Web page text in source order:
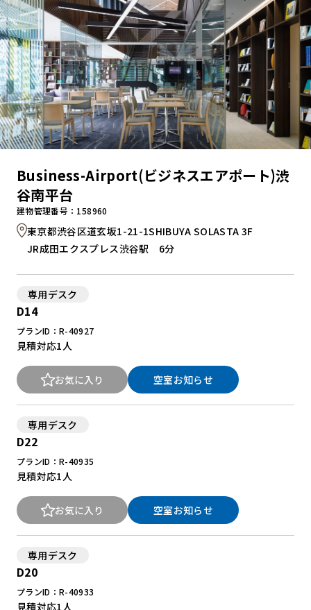
Business-Airport(ビジネスエアポート)渋
谷南平台
建物管理番号：158960
東京都渋谷区道玄坂1-21-1SHIBUYA SOLASTA 3F
JR成田エクスプレス渋谷駅 6分
専用デスク
D14
プランID：R-40927
見積対応1人
お気に入り 空室お知らせ
専用デスク
D22
プランID：R-40935
見積対応1人
お気に入り 空室お知らせ
専用デスク
D20
プランID：R-40933
見積対応1人